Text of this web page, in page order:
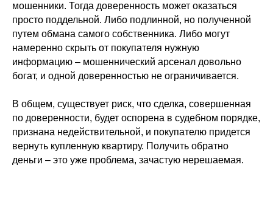
мошенники. Тогда доверенность может оказаться
просто поддельной. Либо подлинной, но полученной
путем обмана самого собственника. Либо могут
намеренно скрыть от покупателя нужную
информацию – мошеннический арсенал довольно
богат, и одной доверенностью не ограничивается.
В общем, существует риск, что сделка, совершенная
по доверенности, будет оспорена в судебном порядке,
признана недействительной, и покупателю придется
вернуть купленную квартиру. Получить обратно
деньги – это уже проблема, зачастую нерешаемая.